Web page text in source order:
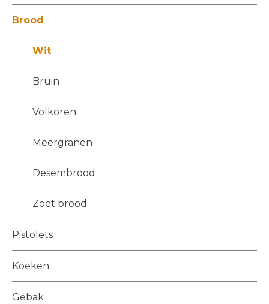
Brood
Wit
Bruin
Volkoren
Meergranen
Desembrood
Zoet brood
Pistolets
Koeken
Gebak